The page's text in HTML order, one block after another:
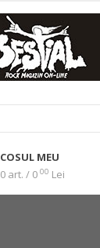
COSUL MEU
0 art. / 0 00 Lei